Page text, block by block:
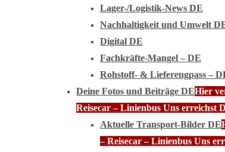
Lager-/Logistik-News DE
Nachhaltigkeit und Umwelt
Digital DE
Fachkräfte-Mangel – DE
Rohstoff- & Lieferengpass –
Deine Fotos und Beiträge DEHier
Reisecar – Linienbus Uns erreichst
Aktuelle Transport-Bilder DE
– Reisecar – Linienbus Uns